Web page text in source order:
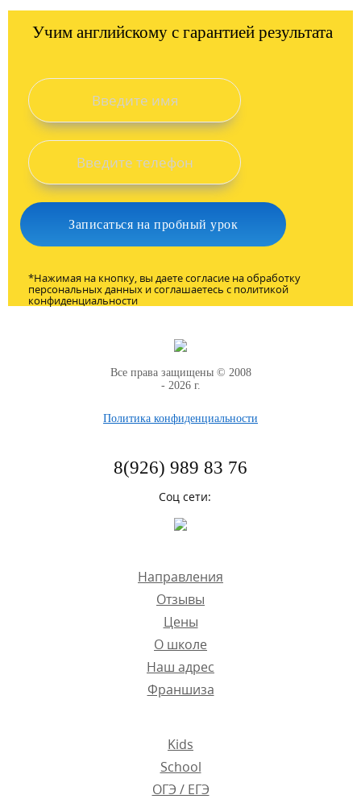
Учим английскому с гарантией результата
*Нажимая на кнопку, вы даете согласие на обработку
персональных данных и соглашаетесь c политикой
конфиденциальности
Все права защищены © 2008
- 2026 г.
Политика конфиденциальности
Направления
Отзывы
Цены
О школе
Наш адрес
Франшиза
Kids
School
ОГЭ / ЕГЭ
8(926) 989 83 76
Соц сети: